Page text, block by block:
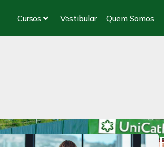
Cursos Vestibular Quem Somos